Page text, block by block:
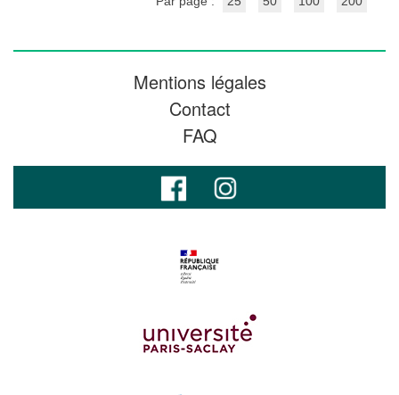
Mentions légales
Contact
FAQ